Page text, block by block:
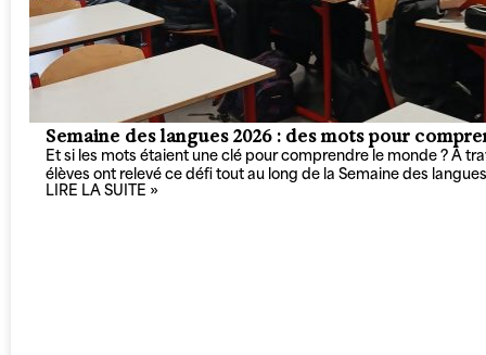
Semaine des langues 2026 : des mots pour
Et si les mots étaient une clé pour comprendre le monde ? À
élèves ont relevé ce défi tout au long de la Semaine des
LIRE LA SUITE »